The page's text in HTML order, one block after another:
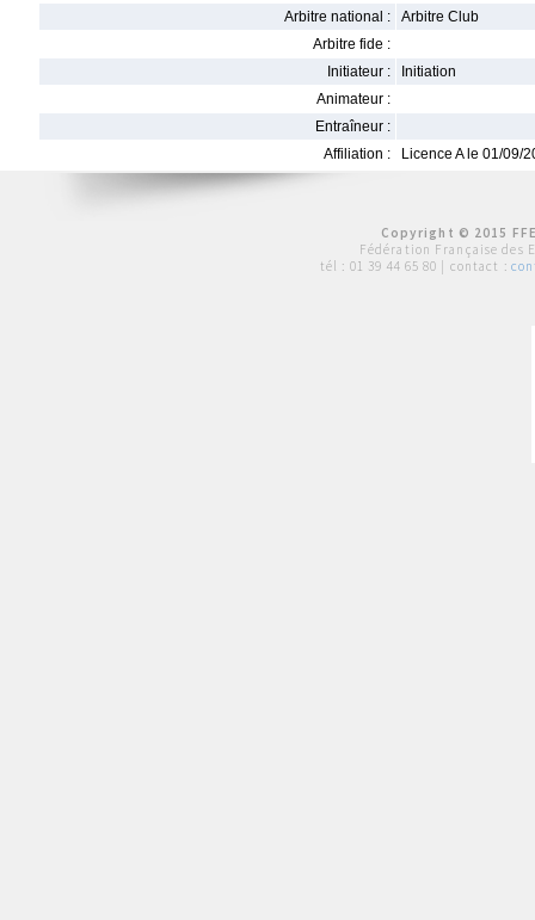
Arbitre national :
Arbitre Club
Arbitre fide :
Initiateur :
Initiation
Animateur :
Entraîneur :
Affiliation :
Licence A le 01/09/
Copyright © 2015
Fédération Française des
tél : 01 39 44 65 80 | contact :